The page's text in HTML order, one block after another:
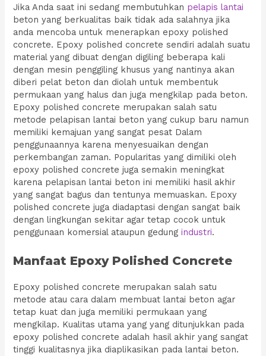
Jika Anda saat ini sedang membutuhkan pelapis lantai
beton yang berkualitas baik tidak ada salahnya jika
anda mencoba untuk menerapkan epoxy polished
concrete. Epoxy polished concrete sendiri adalah suatu
material yang dibuat dengan digiling beberapa kali
dengan mesin penggiling khusus yang nantinya akan
diberi pelat beton dan diolah untuk membentuk
permukaan yang halus dan juga mengkilap pada beton.
Epoxy polished concrete merupakan salah satu
metode pelapisan lantai beton yang cukup baru namun
memiliki kemajuan yang sangat pesat Dalam
penggunaannya karena menyesuaikan dengan
perkembangan zaman. Popularitas yang dimiliki oleh
epoxy polished concrete juga semakin meningkat
karena pelapisan lantai beton ini memiliki hasil akhir
yang sangat bagus dan tentunya memuaskan. Epoxy
polished concrete juga diadaptasi dengan sangat baik
dengan lingkungan sekitar agar tetap cocok untuk
penggunaan komersial ataupun gedungindustri.
Manfaat Epoxy Polished Concrete
Epoxy polished concrete merupakan salah satu
metode atau cara dalam membuat lantai beton agar
tetap kuat dan juga memiliki permukaan yang
mengkilap. Kualitas utama yang yang ditunjukkan pada
epoxy polished concrete adalah hasil akhir yang sangat
tinggi kualitasnya jika diaplikasikan pada lantai beton.